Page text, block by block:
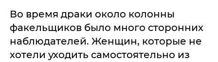
Во время драки около колонны
факельщиков было много сторонних
наблюдателей. Женщин, которые не
хотели уходить самостоятельно из